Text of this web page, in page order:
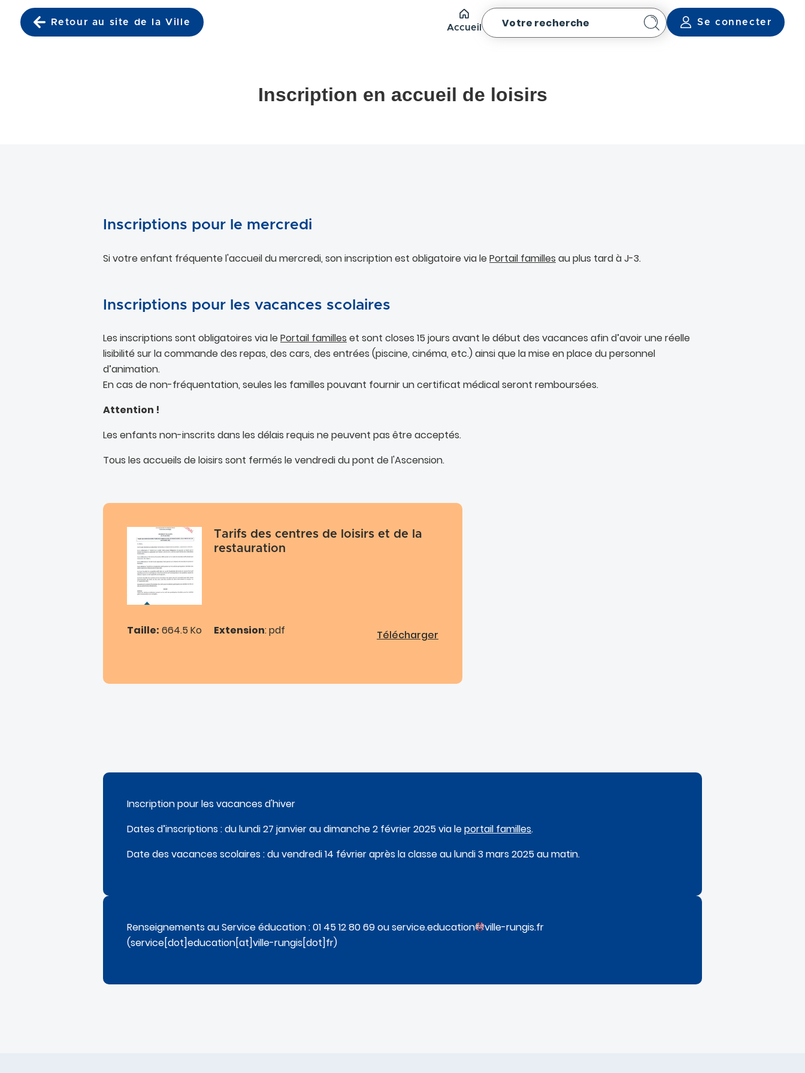
Retour au site de la Ville
Accueil Votre recherche Rechercher Se connecter
Inscription en accueil de loisirs
Inscriptions pour le mercredi
Si votre enfant fréquente l'accueil du mercredi, son inscription est obligatoire via le Portail familles au plus tard à J-3.
Inscriptions pour les vacances scolaires
Les inscriptions sont obligatoires via le Portail familles et sont closes 15 jours avant le début des vacances afin d’avoir une réelle
lisibilité sur la commande des repas, des cars, des entrées (piscine, cinéma, etc.) ainsi que la mise en place du personnel
d’animation.
En cas de non-fréquentation, seules les familles pouvant fournir un certificat médical seront remboursées.
Attention !
Les enfants non-inscrits dans les délais requis ne peuvent pas être acceptés.
Tous les accueils de loisirs sont fermés le vendredi du pont de l'Ascension.
Tarifs des centres de loisirs et de la
restauration
Taille: 664.5 Ko Extension: pdf Télécharger
Inscription pour les vacances d'hiver
Dates d’inscriptions : du lundi 27 janvier au dimanche 2 février 2025 via leportail familles.
Date des vacances scolaires : du vendredi 14 février après la classe au lundi 3 mars 2025 au matin.
Renseignements au Service éducation : 01 45 12 80 69 ouservice.education ville-rungis.fr
(service[dot]education[at]ville-rungis[dot]fr)